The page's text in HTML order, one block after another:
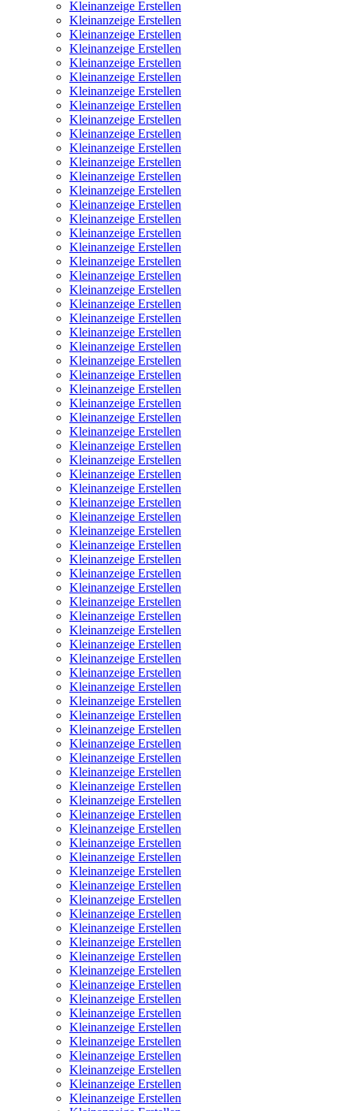
Kleinanzeige Erstellen
Kleinanzeige Erstellen
Kleinanzeige Erstellen
Kleinanzeige Erstellen
Kleinanzeige Erstellen
Kleinanzeige Erstellen
Kleinanzeige Erstellen
Kleinanzeige Erstellen
Kleinanzeige Erstellen
Kleinanzeige Erstellen
Kleinanzeige Erstellen
Kleinanzeige Erstellen
Kleinanzeige Erstellen
Kleinanzeige Erstellen
Kleinanzeige Erstellen
Kleinanzeige Erstellen
Kleinanzeige Erstellen
Kleinanzeige Erstellen
Kleinanzeige Erstellen
Kleinanzeige Erstellen
Kleinanzeige Erstellen
Kleinanzeige Erstellen
Kleinanzeige Erstellen
Kleinanzeige Erstellen
Kleinanzeige Erstellen
Kleinanzeige Erstellen
Kleinanzeige Erstellen
Kleinanzeige Erstellen
Kleinanzeige Erstellen
Kleinanzeige Erstellen
Kleinanzeige Erstellen
Kleinanzeige Erstellen
Kleinanzeige Erstellen
Kleinanzeige Erstellen
Kleinanzeige Erstellen
Kleinanzeige Erstellen
Kleinanzeige Erstellen
Kleinanzeige Erstellen
Kleinanzeige Erstellen
Kleinanzeige Erstellen
Kleinanzeige Erstellen
Kleinanzeige Erstellen
Kleinanzeige Erstellen
Kleinanzeige Erstellen
Kleinanzeige Erstellen
Kleinanzeige Erstellen
Kleinanzeige Erstellen
Kleinanzeige Erstellen
Kleinanzeige Erstellen
Kleinanzeige Erstellen
Kleinanzeige Erstellen
Kleinanzeige Erstellen
Kleinanzeige Erstellen
Kleinanzeige Erstellen
Kleinanzeige Erstellen
Kleinanzeige Erstellen
Kleinanzeige Erstellen
Kleinanzeige Erstellen
Kleinanzeige Erstellen
Kleinanzeige Erstellen
Kleinanzeige Erstellen
Kleinanzeige Erstellen
Kleinanzeige Erstellen
Kleinanzeige Erstellen
Kleinanzeige Erstellen
Kleinanzeige Erstellen
Kleinanzeige Erstellen
Kleinanzeige Erstellen
Kleinanzeige Erstellen
Kleinanzeige Erstellen
Kleinanzeige Erstellen
Kleinanzeige Erstellen
Kleinanzeige Erstellen
Kleinanzeige Erstellen
Kleinanzeige Erstellen
Kleinanzeige Erstellen
Kleinanzeige Erstellen
Kleinanzeige Erstellen